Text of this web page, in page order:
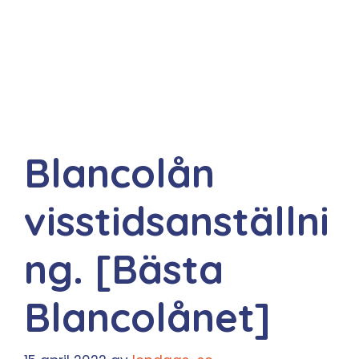
Blancolån
visstidsanställni
ng. [Bästa
Blancolånet]